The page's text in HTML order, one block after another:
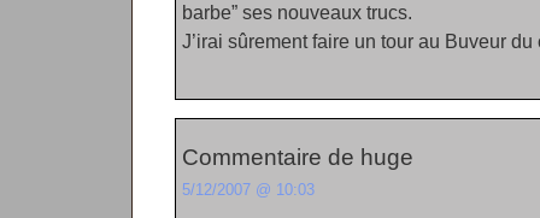
barbe” ses nouveaux trucs.
J’irai sûrement faire un tour au Buveur du
Commentaire de huge
5/12/2007 @ 10:03